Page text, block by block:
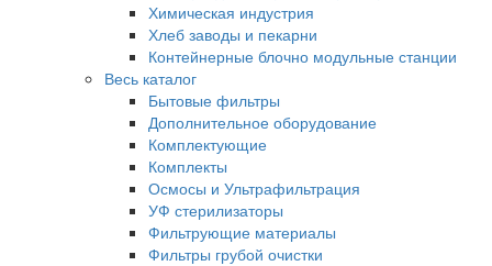
Химическая индустрия
Хлеб заводы и пекарни
Контейнерные блочно модульные станции
Весь каталог
Бытовые фильтры
Дополнительное оборудование
Комплектующие
Комплекты
Осмосы и Ультрафильтрация
УФ стерилизаторы
Фильтрующие материалы
Фильтры грубой очистки